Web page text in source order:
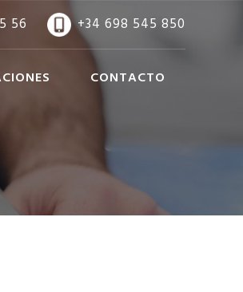
56 +34 698 545 850
CONTACTO